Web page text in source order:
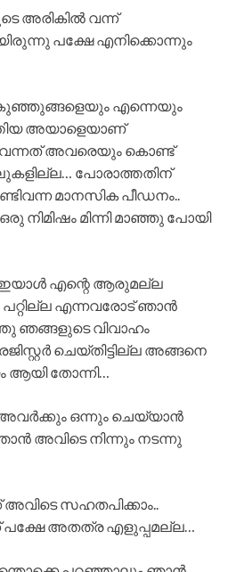
അരികിൽ വന്ന്
പക്ഷേ എനിക്കൊന്നും
കുഞ്ഞുങ്ങളെയും എന്നെയും
അയാളെയാണ്
വന്നത് അവരെയും കൊണ്ട്
പോരാത്തതിന്
മാനസിക പീഡനം..
നിമിഷം മിന്നി മാഞ്ഞു പോയി
എന്റെ ആരുമല്ല
പറ്റില്ല എന്നവരോട് ഞാൻ
ഞങ്ങളുടെ വിവാഹം
ചെയ്തിട്ടില്ല അങ്ങനെ
ആയി തോന്നി…
ഒന്നും ചെയ്യാൻ
അവിടെ നിന്നും നടന്നു
സഹതപിക്കാം..
പക്ഷേ അതത്ര എളുപ്പമല്ല…